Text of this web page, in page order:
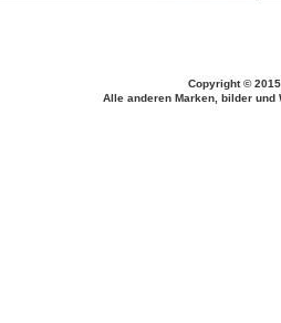
Copyright ©
Alle anderen Marken, bilder und